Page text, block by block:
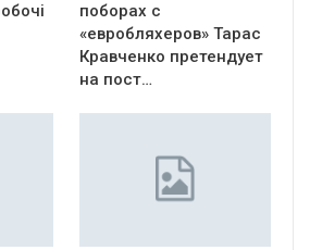
поборах с
«евробляхеров» Тарас
Кравченко претендует
на пост…